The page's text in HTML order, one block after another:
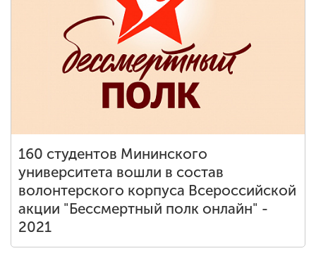
Наука
Международная
деятельность
Другие виды
деятельности
Студенческая жизнь
160 студентов Мининского
университета вошли в состав
волонтерского корпуса Всероссийской
акции "Бессмертный полк онлайн" -
2021